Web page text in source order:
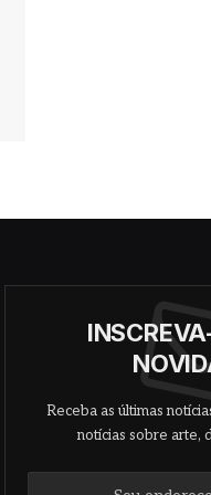
Receba as últimas
notícias sobre arte,